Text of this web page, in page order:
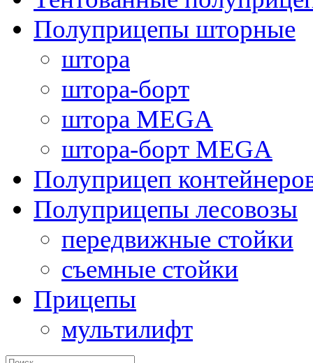
Полуприцепы шторные
штора
штора-борт
штора MEGA
штора-борт MEGA
Полуприцеп
Полуприцепы лесовозы
передвижные стойки
съемные стойки
Прицепы
мультилифт